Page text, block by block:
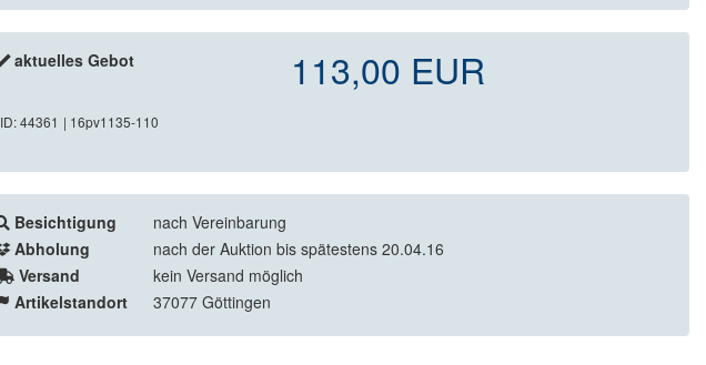
aktuelles Gebot 113,00 EUR
ID: 44361 | 16pv1135-110
Besichtigung
nach Vereinbarung
Abholung
nach der Auktion bis spätestens 20.04.16
Versand
kein Versand möglich
Artikelstandort
37077 Göttingen